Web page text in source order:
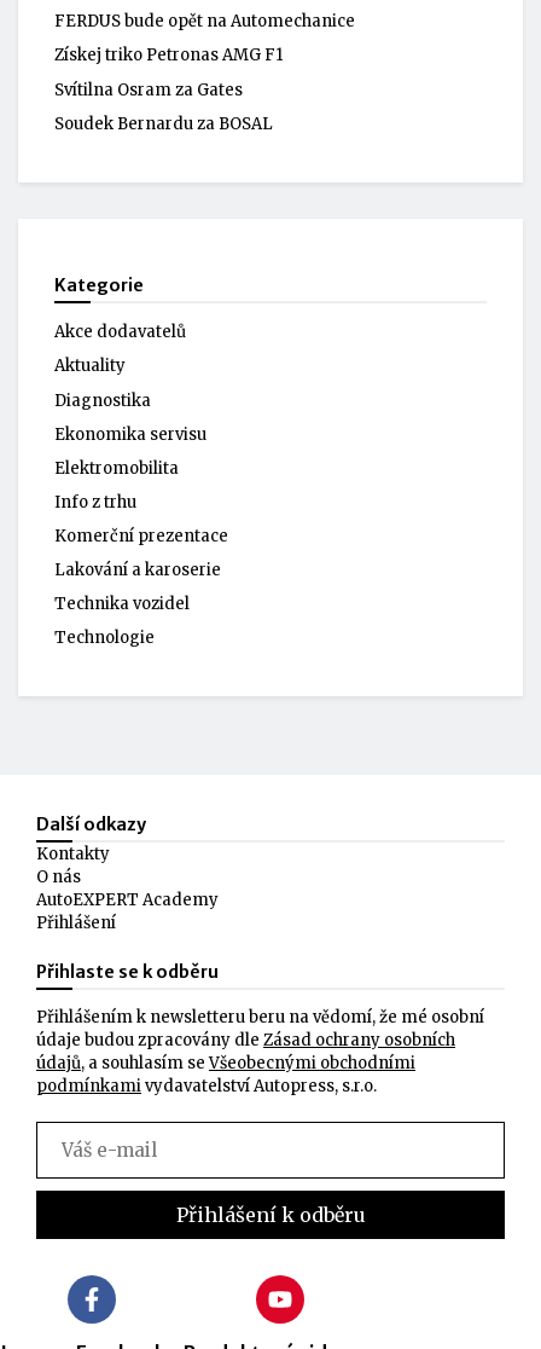
FERDUS bude opět na Automechanice
Získej triko Petronas AMG F1
Svítilna Osram za Gates
Soudek Bernardu za BOSAL
Kategorie
Akce dodavatelů
Aktuality
Diagnostika
Ekonomika servisu
Elektromobilita
Info z trhu
Komerční prezentace
Lakování a karoserie
Technika vozidel
Technologie
Další odkazy
Kontakty
O nás
AutoEXPERT Academy
Přihlášení
Přihlaste se k odběru
Přihlášením k newsletteru beru na vědomí, že mé osobní
údaje budou zpracovány dle Zásad ochrany osobních
údajů, a souhlasím seVšeobecnými obchodními
podmínkamivydavatelství Autopress, s.r.o.